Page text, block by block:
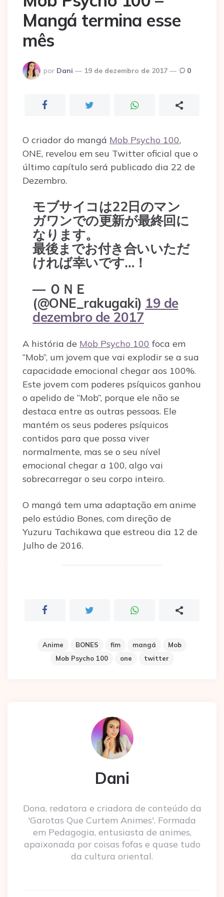
Mangá termina esse
mês
Postado
por
por Dani 19 de dezembro de 2017 0
O criador do mangá Mob Psycho 100,
ONE, revelou em seu Twitter oficial que o
último capítulo será publicado dia 22 de
Dezembro.
モブサイコは22日のマン
ガワンでの更新が最終回に
なります。
最後までお付き合いいただ
ければ幸いです…！
— ＯＮＥ
(@ONE_rakugaki) 19 de
dezembro de 2017
A história de Mob Psycho 100 foca em
“Mob”, um jovem que vai explodir se a sua
capacidade emocional chegar aos 100%.
Este jovem com poderes psíquicos ganhou
o apelido de “Mob”, porque ele não se
destaca entre as outras pessoas. Ele
mantém os seus poderes psíquicos
contidos para que possa viver
normalmente, mas se o seu nível
emocional chegar a 100, algo vai
sobrecarregar o seu corpo inteiro.
O mangá tem uma adaptação em anime
pelo estúdio Bones, com direção de
Yuzuru Tachikawa que estreou dia 12 de
Julho de 2016.
Anime BONES fim mangá
Mob
Mob Psycho 100
one twitter
Dani
Dona, redatora e criadora de conteúdo da
'Garotas Que Curtem Animes'. Formada
em Pedagogia, entusiasta de animes,
apaixonada por coisas fofas e quase tudo
da cultura oriental.